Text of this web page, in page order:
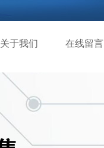
关于我们 在线留言